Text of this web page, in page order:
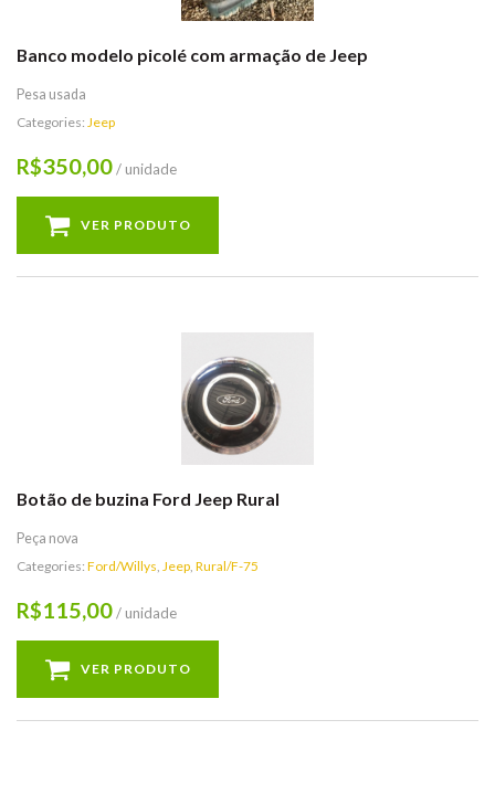
Banco modelo picolé com armação de Jeep
Pesa usada
Categories: Jeep
R$350,00/ unidade
VER PRODUTO
Botão de buzina Ford Jeep Rural
Peça nova
Categories: Ford/Willys, Jeep, Rural/F-75
R$115,00/ unidade
VER PRODUTO